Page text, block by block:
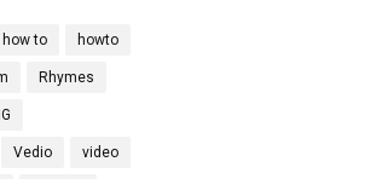
how to howto
Rhymes
Vedio video